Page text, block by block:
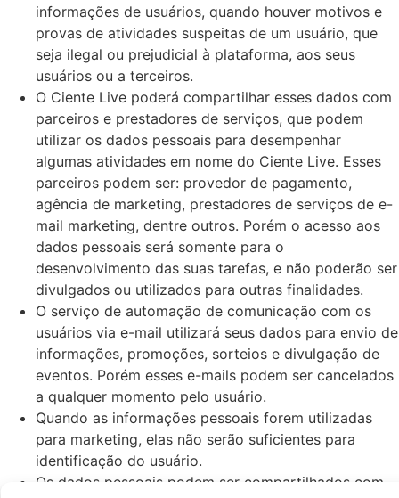
informações de usuários, quando houver motivos e
provas de atividades suspeitas de um usuário, que
seja ilegal ou prejudicial à plataforma, aos seus
usuários ou a terceiros.
O Ciente Live poderá compartilhar esses dados com
parceiros e prestadores de serviços, que podem
utilizar os dados pessoais para desempenhar
algumas atividades em nome do Ciente Live. Esses
parceiros podem ser: provedor de pagamento,
agência de marketing, prestadores de serviços de e-
mail marketing, dentre outros. Porém o acesso aos
dados pessoais será somente para o
desenvolvimento das suas tarefas, e não poderão ser
divulgados ou utilizados para outras finalidades.
O serviço de automação de comunicação com os
usuários via e-mail utilizará seus dados para envio de
informações, promoções, sorteios e divulgação de
eventos. Porém esses e-mails podem ser cancelados
a qualquer momento pelo usuário.
Quando as informações pessoais forem utilizadas
para marketing, elas não serão suficientes para
identificação do usuário.
Os dados pessoais podem ser compartilhados com